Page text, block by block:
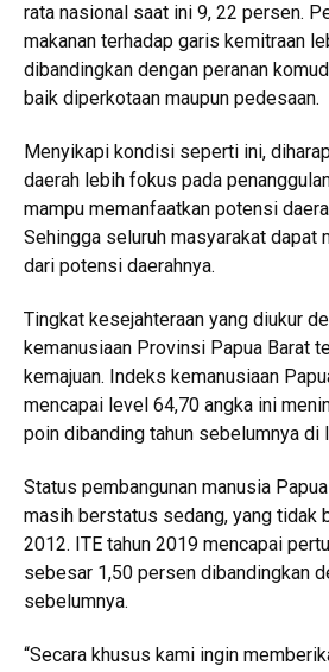
rata nasional saat ini 9, 22 persen.
makanan terhadap garis kemitraan
dibandingkan dengan peranan
baik diperkotaan maupun pedesaan.
Menyikapi kondisi seperti ini,
daerah lebih fokus pada
mampu memanfaatkan potensi
Sehingga seluruh masyarakat dapat
dari potensi daerahnya.
Tingkat kesejahteraan yang diukur
kemanusiaan Provinsi Papua Barat
kemajuan. Indeks kemanusiaan
mencapai level 64,70 angka ini
poin dibanding tahun sebelumnya di
Status pembangunan manusia
masih berstatus sedang, yang tidak
2012. ITE tahun 2019 mencapai
sebesar 1,50 persen dibandingkan
sebelumnya.
“Secara khusus kami ingin